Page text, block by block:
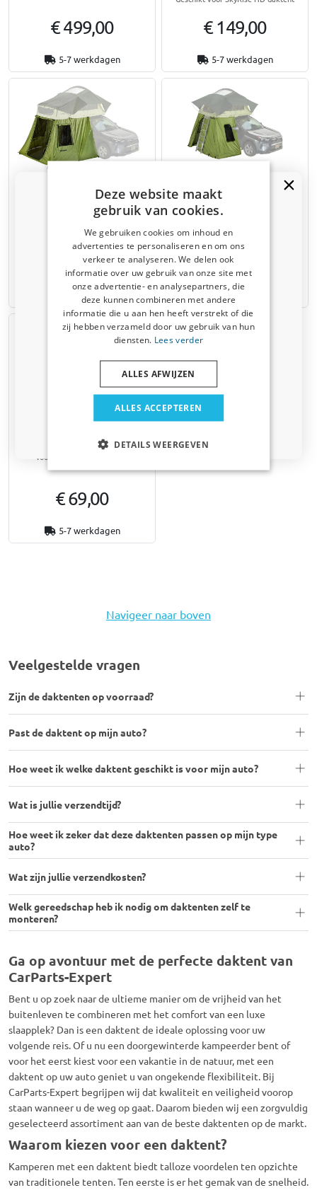
€ 499,00
5-7 werkdagen
€ 149,00
5-7 werkdagen
Daktent uitbreiding Yakima
SkyRise HD Medium verlengd
Annex
€ 399,00
5-7 werkdagen
Daktent uitbreiding Yakima
SkyRise SL Medium Annex
€ 249,00
5-7 werkdagen
Yakima SkyPeak HD
bevestigingsset
Voor één extra dwardrager
€ 69,00
5-7 werkdagen
Navigeer naar boven
Veelgestelde vragen
Zijn de daktenten op voorraad?
Past de daktent op mijn auto?
Hoe weet ik welke daktent geschikt is voor mijn auto?
Wat is jullie verzendtijd?
Hoe weet ik zeker dat deze daktenten passen op mijn type
auto?
Wat zijn jullie verzendkosten?
Welk gereedschap heb ik nodig om daktenten zelf te
monteren?
Ga op avontuur met de perfecte daktent van
CarParts-Expert
Bent u op zoek naar de ultieme manier om de vrijheid van het
buitenleven te combineren met het comfort van een luxe
slaapplek? Dan is een daktent de ideale oplossing voor uw
volgende reis.Of u nu een doorgewinterde kampeerder bent of
voor het eerst kiest voor een vakantie in de natuur, met een
daktent op uw auto geniet u van ongekende flexibiliteit. Bij
CarParts-Expert begrijpen wij dat kwaliteit en veiligheid voorop
staan wanneer u de weg op gaat. Daarom bieden wij een zorgvuldig
geselecteerd assortiment aan van de beste daktenten op de markt.
Waarom kiezen voor een daktent?
Kamperen met een daktent biedt talloze voordelen ten opzichte
van traditionele tenten.Ten eerste is er het gemak van de snelheid.
Deze website maakt
gebruik van cookies.
We gebruiken cookies om inhoud en
advertenties te personaliseren en om ons
verkeer te analyseren. We delen ook
informatie over uw gebruik van onze site met
onze advertentie- en analysepartners, die
deze kunnen combineren met andere
informatie die u aan hen heeft verstrekt of die
zij hebben verzameld door uw gebruik van hun
diensten. Lees verder
ALLES ACCEPTEREN
ALLES AFWIJZEN
DETAILS WEERGEVEN
Kortingscode van 5% ontvangen?
Vertel ons waar u voor winkelt om uw korting te
ontvangen. Ik winkel voor mijn:
Auto
Huisdier